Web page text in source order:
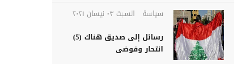
سياسة
السبت ٠٣ نيسان ٢٠٢١
رسائل إلى صديق هناك (5)
انتحار وفوضى